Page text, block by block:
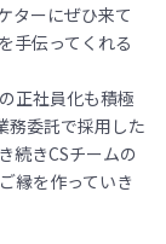
ターにぜひ来て
手伝ってくれる
正社員化も積極
務委託で採用した
続きCSチームの
縁を作っていき